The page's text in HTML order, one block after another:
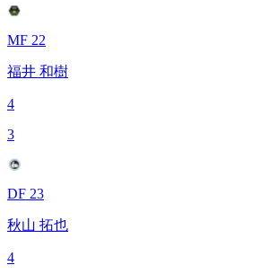
MF 22
福井 和樹
4
3
DF 23
秋山 拓也
4